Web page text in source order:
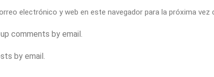
electrónico y web en este navegador para la próxima vez
comments by email.
by email.